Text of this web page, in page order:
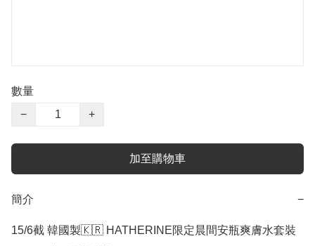
數量
−
+
加至購物車
簡介 −
15/6截 韓國製🇰🇷 HATHERINE限定晨間安瓶爽膚水套裝